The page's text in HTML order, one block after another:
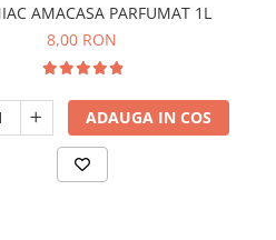
AMACASA PARFUMAT 1L
8,00 RON
ADAUGA IN COS